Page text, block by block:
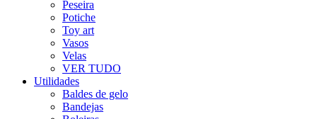
Peseira
Potiche
Toy art
Vasos
Velas
VER TUDO
Utilidades
Baldes de gelo
Bandejas